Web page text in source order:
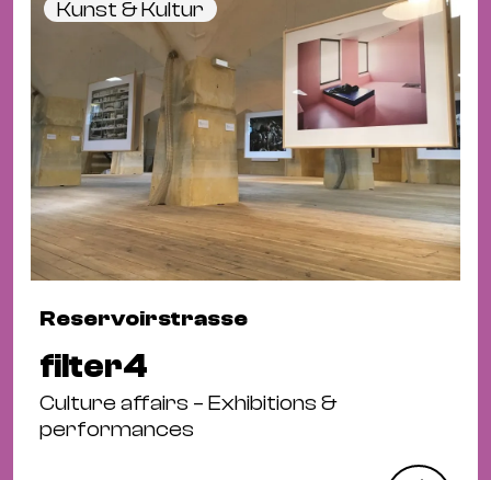
Kunst & Kultur
Reservoirstrasse
filter4
Culture affairs – Exhibitions &
performances